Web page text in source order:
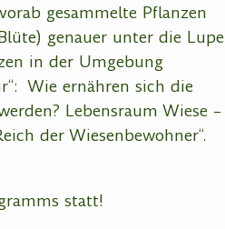
gesammelte Pflanzen
genauer unter die Lupe
in der Umgebung
Wie ernähren sich die
Lebensraum Wiese –
der Wiesenbewohner“.
statt!